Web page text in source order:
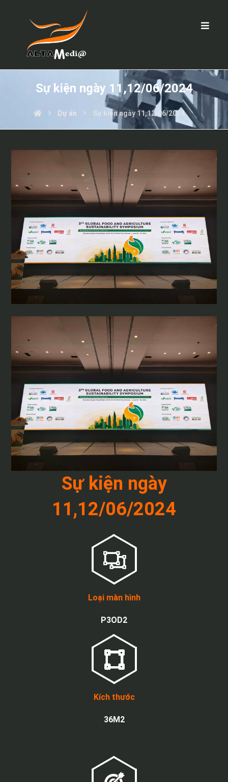
Sự kiện ngày 11,12/06/2024
Dự án Sự kiện ngày 11,12/06/2024
Sự kiện ngày
11,12/06/2024
Loại màn hình
P3OD2
Kích thước
36M2
.